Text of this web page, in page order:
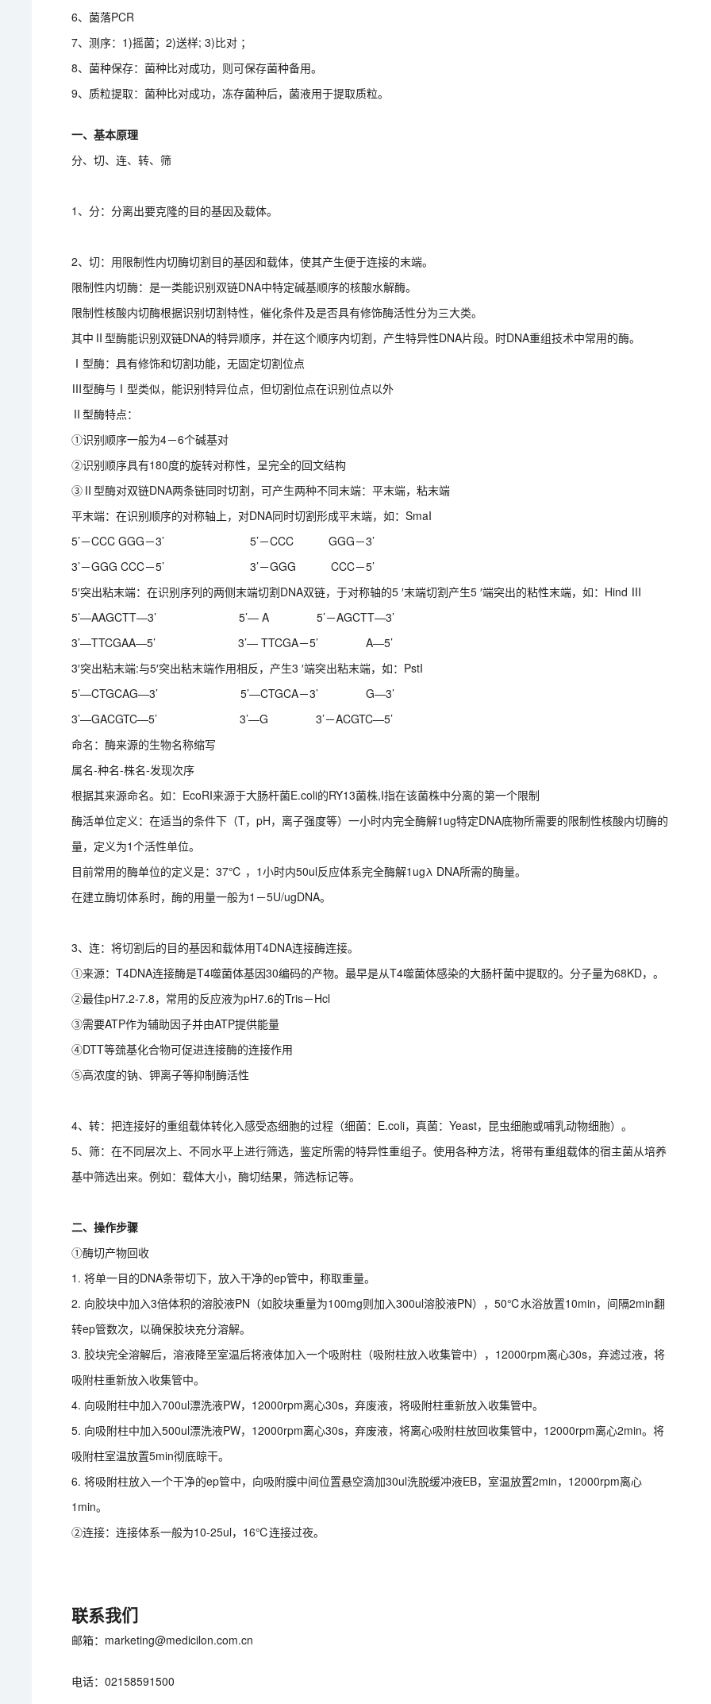
6、菌落PCR
7、测序：1)摇菌；2)送样; 3)比对 ；
8、菌种保存：菌种比对成功，则可保存菌种备用。
9、质粒提取：菌种比对成功，冻存菌种后，菌液用于提取质粒。
一、基本原理
分、切、连、转、筛
1、分：分离出要克隆的目的基因及载体。
2、切：用限制性内切酶切割目的基因和载体，使其产生便于连接的末端。
限制性内切酶：是一类能识别双链DNA中特定碱基顺序的核酸水解酶。
限制性核酸内切酶根据识别切割特性，催化条件及是否具有修饰酶活性分为三大类。
其中Ⅱ型酶能识别双链DNA的特异顺序，并在这个顺序内切割，产生特异性DNA片段。时DNA重组技术中常用的酶。
Ⅰ型酶：具有修饰和切割功能，无固定切割位点
Ⅲ型酶与Ⅰ型类似，能识别特异位点，但切割位点在识别位点以外
Ⅱ型酶特点：
①识别顺序一般为4－6个碱基对
②识别顺序具有180度的旋转对称性，呈完全的回文结构
③Ⅱ型酶对双链DNA两条链同时切割，可产生两种不同末端：平末端，粘末端
平末端：在识别顺序的对称轴上，对DNA同时切割形成平末端，如：SmaI
5’－CCC GGG－3’ 5’－CCC GGG－3’
3’－GGG CCC－5’ 3’－GGG CCC－5’
5′突出粘末端：在识别序列的两侧末端切割DNA双链，于对称轴的5 ′末端切割产生5 ′端突出的粘性末端，如：Hind Ⅲ
5’―AAGCTT―3’ 5’― A 5’－AGCTT―3’
3’―TTCGAA―5’ 3’― TTCGA－5’ A―5’
3′突出粘末端:与5′突出粘末端作用相反，产生3 ′端突出粘末端，如：PstI
5’―CTGCAG―3’ 5’―CTGCA－3’ G―3’
3’―GACGTC―5’ 3’―G 3’－ACGTC―5’
命名：酶来源的生物名称缩写
属名-种名-株名-发现次序
根据其来源命名。如：EcoRI来源于大肠杆菌E.coli的RY13菌株,I指在该菌株中分离的第一个限制
酶活单位定义：在适当的条件下（T，pH，离子强度等）一小时内完全酶解1ug特定DNA底物所需要的限制性核酸内切酶的
量，定义为1个活性单位。
目前常用的酶单位的定义是：37℃ ，1小时内50ul反应体系完全酶解1ugλ DNA所需的酶量。
在建立酶切体系时，酶的用量一般为1－5U/ugDNA。
3、连：将切割后的目的基因和载体用T4DNA连接酶连接。
①来源：T4DNA连接酶是T4噬菌体基因30编码的产物。最早是从T4噬菌体感染的大肠杆菌中提取的。分子量为68KD，。
②最佳pH7.2-7.8，常用的反应液为pH7.6的Tris－Hcl
③需要ATP作为辅助因子并由ATP提供能量
④DTT等巯基化合物可促进连接酶的连接作用
⑤高浓度的钠、钾离子等抑制酶活性
4、转：把连接好的重组载体转化入感受态细胞的过程（细菌：E.coli，真菌：Yeast，昆虫细胞或哺乳动物细胞）。
5、筛：在不同层次上、不同水平上进行筛选，鉴定所需的特异性重组子。使用各种方法，将带有重组载体的宿主菌从培养
基中筛选出来。例如：载体大小，酶切结果，筛选标记等。
二、操作步骤
①酶切产物回收
1. 将单一目的DNA条带切下，放入干净的ep管中，称取重量。
2. 向胶块中加入3倍体积的溶胶液PN（如胶块重量为100mg则加入300ul溶胶液PN），50℃水浴放置10min，间隔2min翻
转ep管数次，以确保胶块充分溶解。
3. 胶块完全溶解后，溶液降至室温后将液体加入一个吸附柱（吸附柱放入收集管中），12000rpm离心30s，弃滤过液，将
吸附柱重新放入收集管中。
4. 向吸附柱中加入700ul漂洗液PW，12000rpm离心30s，弃废液，将吸附柱重新放入收集管中。
5. 向吸附柱中加入500ul漂洗液PW，12000rpm离心30s，弃废液，将离心吸附柱放回收集管中，12000rpm离心2min。将
吸附柱室温放置5min彻底晾干。
6. 将吸附柱放入一个干净的ep管中，向吸附膜中间位置悬空滴加30ul洗脱缓冲液EB，室温放置2min，12000rpm离心
1min。
②连接：连接体系一般为10-25ul，16℃连接过夜。
联系我们
邮箱：marketing@medicilon.com.cn
电话：02158591500